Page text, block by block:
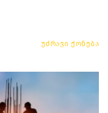
უძრავი ქონება